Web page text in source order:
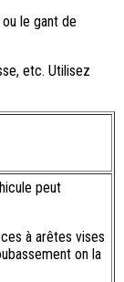
le gant de
etc. Utilisez
peut
à arêtes vises
on la